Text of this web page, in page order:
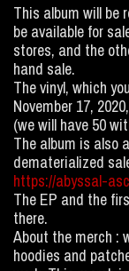
This album will be
be available for
stores, and the
hand sale.
The vinyl, which
November 17,
(we will have 50
The album is also
dematerialized
https://abyssal-
The EP and the
there.
About the merch :
hoodies and